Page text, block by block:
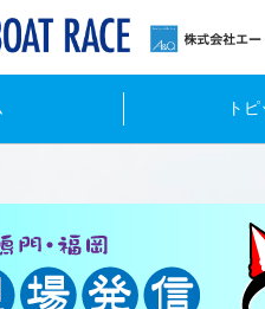
ト